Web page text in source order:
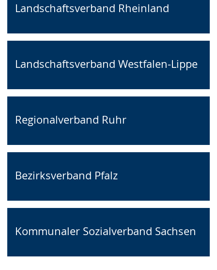
Landschaftsverband Rheinland
Landschaftsverband Westfalen-Lippe
Regionalverband Ruhr
Bezirksverband Pfalz
Kommunaler Sozialverband Sachsen